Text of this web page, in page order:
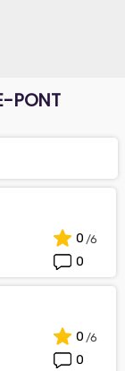
PONT
0
0
0
0